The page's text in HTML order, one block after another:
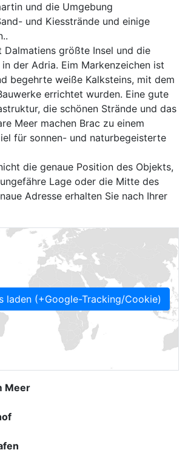
und die Umgebung
und Kiesstrände und einige
Dalmatiens größte Insel und die
der Adria. Eim Markenzeichen ist
begehrte weiße Kalksteins, mit dem
errichtet wurden. Eine gute
die schönen Strände und das
Meer machen Brac zu einem
für sonnen- und naturbegeisterte
die genaue Position des Objekts,
Lage oder die Mitte des
Adresse erhalten Sie nach Ihrer
laden (+Google-Tracking/Cookie)
Meer